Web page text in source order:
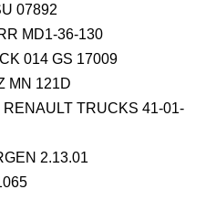
07892
MD1-36-130
014 GS 17009
MN 121D
TRUCKS 41-01-
2.13.01